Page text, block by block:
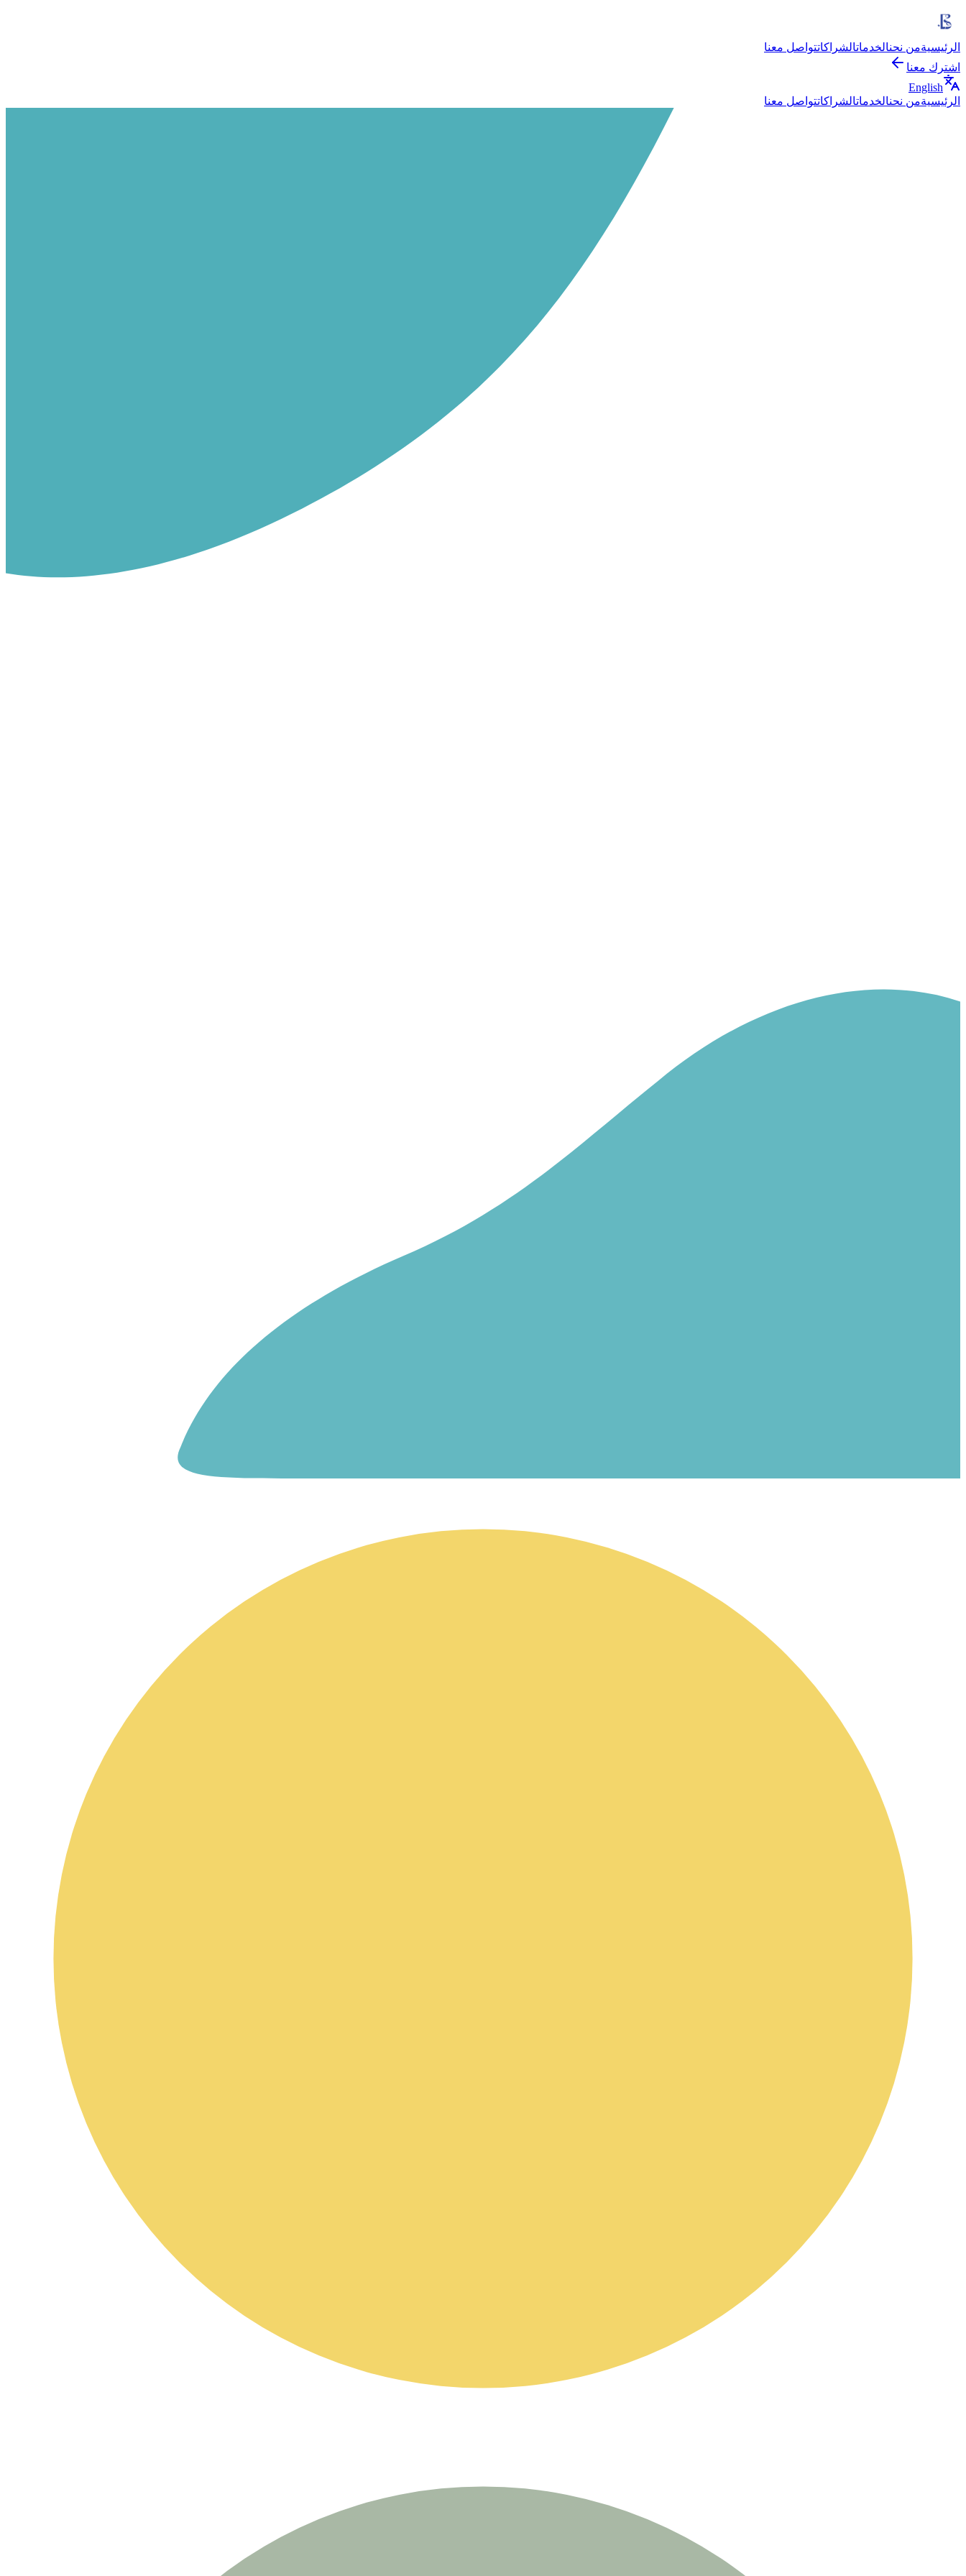
الرئيسيةمن نحنالخدماتالشراكاتتواصل معنا
اشترك معنا
English
الرئيسيةمن نحنالخدماتالشراكاتتواصل معنا